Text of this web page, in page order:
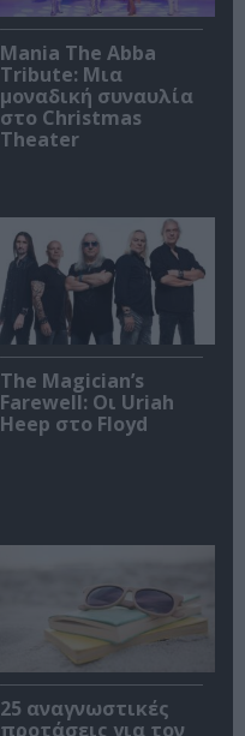
Mania The Abba
Tribute: Μια
μοναδική συναυλία
στο Christmas
Theater
The Magician’s
Farewell: Οι Uriah
Heep στο Floyd
25 αναγνωστικές
προτάσεις για τον